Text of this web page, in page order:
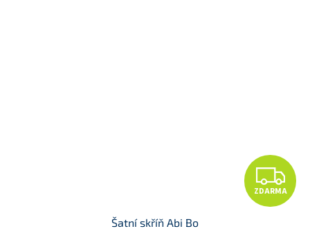
Z
D
ZDARMA
Šatní skříň Abi Bo